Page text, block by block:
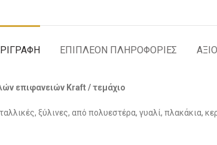
ΕΠΙΠΛΈΟΝ ΠΛΗΡΟΦΟΡΊΕΣ
επιφανειών Kraft / τεμάχιο
ξύλινες, από πολυεστέρα, γυαλί, πλακάκια,